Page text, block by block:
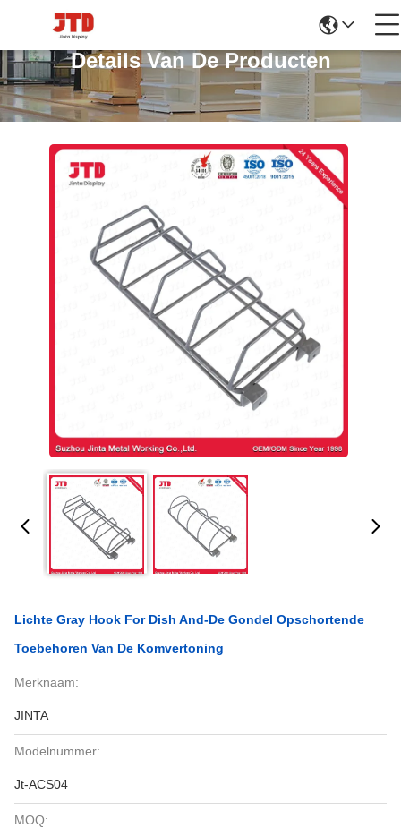
Details Van De Producten
Lichte Gray Hook For Dish And-De Gondel Opschortende
Toebehoren Van De Komvertoning
Merknaam:
JINTA
Modelnummer:
Jt-ACS04
MOQ: